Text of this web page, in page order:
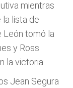
mientras
lista de
León tomó la
y Ross
la victoria.
Jean Segura